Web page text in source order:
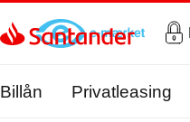
Gå til hovedindholdet
Billån Privatleasing